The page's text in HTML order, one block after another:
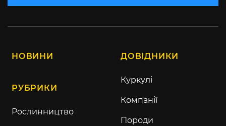
НОВИНИ
РУБРИКИ
Рослинництво
ДОВІДНИКИ
Куркулі
Компанії
Породи